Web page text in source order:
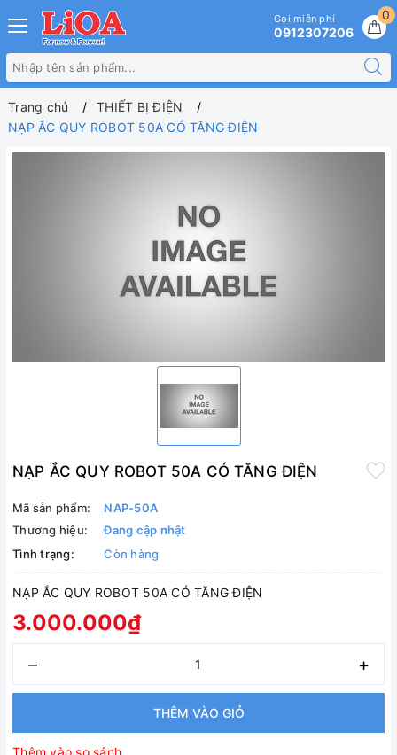
0
Gọi miễn phí
0912307206
Trang chủ
THIẾT BỊ ĐIỆN
NẠP ẮC QUY ROBOT 50A CÓ TĂNG ĐIỆN
NẠP ẮC QUY ROBOT 50A CÓ TĂNG ĐIỆN
Mã sản phẩm:
NAP-50A
Thương hiệu:
Đang cập nhật
Tình trạng:
Còn hàng
NẠP ẮC QUY ROBOT 50A CÓ TĂNG ĐIỆN
3.000.000₫
– +
THÊM VÀO GIỎ